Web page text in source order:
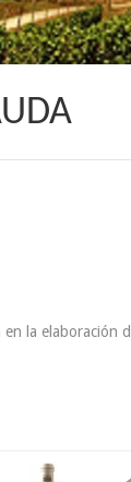
en la elaboración